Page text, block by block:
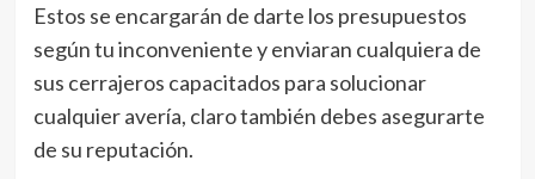
Estos se encargarán de darte los presupuestos
según tu inconveniente y enviaran cualquiera de
sus cerrajeros capacitados para solucionar
cualquier avería, claro también debes asegurarte
de su reputación.